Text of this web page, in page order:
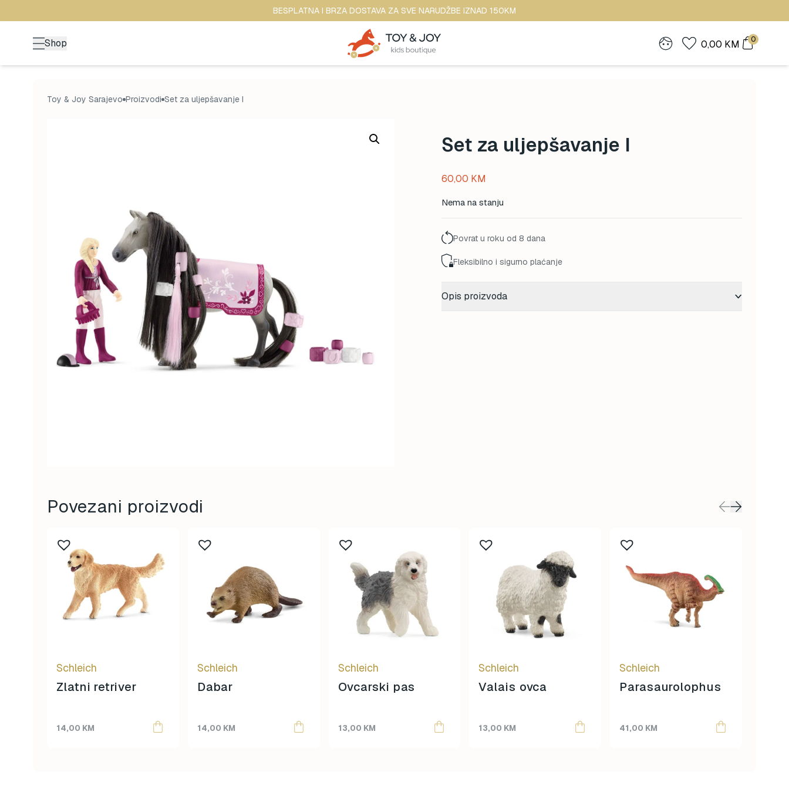
BESPLATNA I BRZA DOSTAVA ZA SVE NARUDŽBE IZNAD 150KM
Shop 0,00 KM 0
Toy & Joy Sarajevo Proizvodi Set za uljepšavanje I
Set za uljepšavanje I
60,00 KM
Nema na stanju
Povrat u roku od 8 dana
Fleksibilno i sigurno plaćanje
Opis proizvoda
Povezani proizvodi
Schleich
Zlatni retriver
14,00 KM
Schleich
Dabar
14,00 KM
Schleich
Ovcarski pas
13,00 KM
Schleich
Valais ovca
13,00 KM
Schleich
Parasaurolophus
41,00 KM